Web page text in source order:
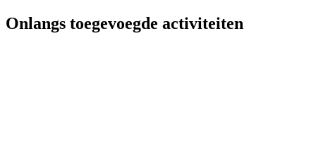
Onlangs toegevoegde activiteiten